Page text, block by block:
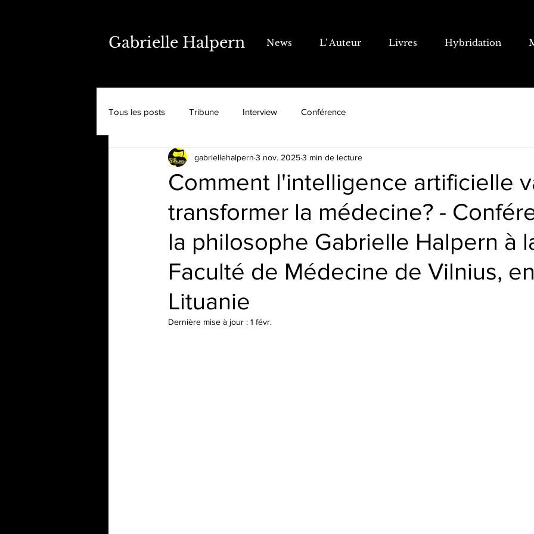
Gabrielle Halpern News L' Auteur Livres Hybridation
Tous les posts Tribune Interview Conférence
Comment l'intelligence artificielle
transformer la médecine? -
la philosophe Gabrielle Halpern à
Faculté de Médecine de Vilnius,
Lituanie
gabriellehalpern 3 nov. 20253 min de lecture
Dernière mise à jour : 1 févr.